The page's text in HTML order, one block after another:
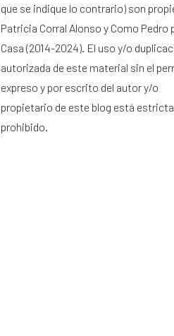
que se indique lo contrario) son
Patricia Corral Alonso y Como Pedro
Casa (2014-2024). El uso y/o
autorizada de este material sin el
expreso y por escrito del autor y/o
propietario de este blog está
prohibido.